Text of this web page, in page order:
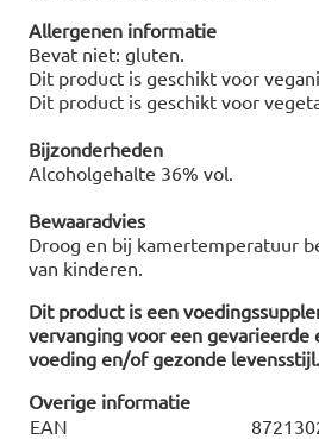
Allergenen informatie
Bevat niet: gluten.
Dit product is geschikt voor
Dit product is geschikt voor
Bijzonderheden
Alcoholgehalte 36% vol.
Bewaaradvies
Droog en bij kamertemperatuur
van kinderen.
Dit product is een
vervanging voor een gevarieerde
voeding en/of gezonde levensstijl.
Overige informatie
EAN